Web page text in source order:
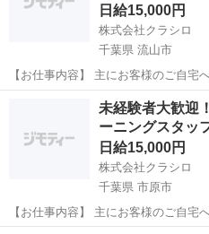
日給15,000円
株式会社クラシロ
千葉県 流山市
【お仕事内容】 主にお客様のご自宅へ訪問し、エアコンの分解・洗浄
作業を行っていただきます！ 具体的な業務内容は以下の通りです。 ・
エアコンの動作確認 ・本体カバーや
を使用...
その他 エア
未経験者大歓迎
ーニングスタッ
日給15,000円
株式会社クラシロ
千葉県 市原市
【お仕事内容】 主にお客様のご自宅へ訪問し、エアコンの分解・洗浄
作業を行っていただきます！ 具体的な業務内容は以下の通りです。 ・